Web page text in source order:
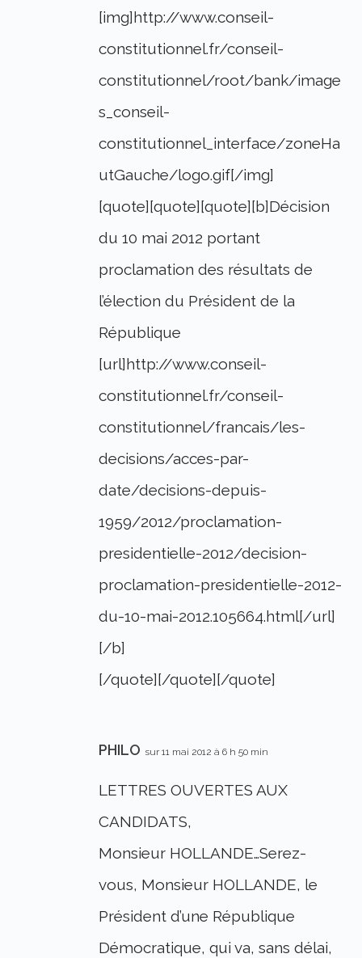
[img]http://www.conseil-
constitutionnel.fr/conseil-
constitutionnel/root/bank/image
s_conseil-
constitutionnel_interface/zoneHa
utGauche/logo.gif[/img]
[quote][quote][quote][b]Décision
du 10 mai 2012 portant
proclamation des résultats de
l’élection du Président de la
République
[url]http://www.conseil-
constitutionnel.fr/conseil-
constitutionnel/francais/les-
decisions/acces-par-
date/decisions-depuis-
1959/2012/proclamation-
presidentielle-2012/decision-
proclamation-presidentielle-2012-
du-10-mai-2012.105664.html[/url]
[/b]
[/quote][/quote][/quote]
PHILO sur 11 mai 2012 à 6 h 50 min
LETTRES OUVERTES AUX
CANDIDATS,
Monsieur HOLLANDE…Serez-
vous, Monsieur HOLLANDE, le
Président d’une République
Démocratique, qui va, sans délai,